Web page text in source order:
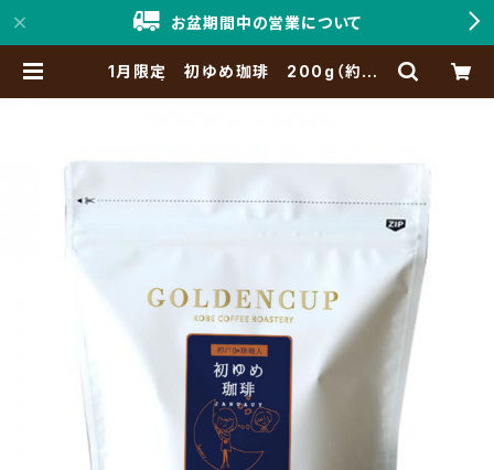
お盆期間中の営業について
1月限定 初ゆめ珈琲 200g（約20